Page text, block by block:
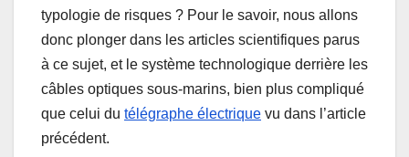
typologie de risques ? Pour le savoir, nous allons
donc plonger dans les articles scientifiques parus
à ce sujet, et le système technologique derrière les
câbles optiques sous-marins, bien plus compliqué
que celui du télégraphe électrique vu dans l’article
précédent.